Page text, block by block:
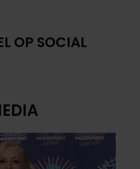
OP SOCIAL